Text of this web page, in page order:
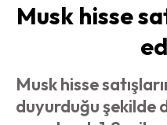
Musk hisse
Musk hisse
duyurduğu şekilde